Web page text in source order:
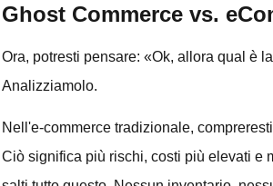
Ghost Commerce vs.
Ora, potresti pensare: «Ok, allora qual è
Analizziamolo.
Nell'e-commerce tradizionale,
Ciò significa più rischi, costi più elevati e